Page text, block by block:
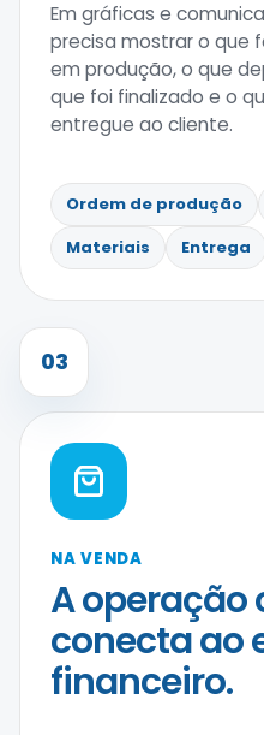
Em gráficas e
precisa mostrar o que
em produção, o que
que foi finalizado e o
entregue ao cliente.
Ordem de produção
Materiais
Entrega
03
NA VENDA
A operação
conecta ao
financeiro.